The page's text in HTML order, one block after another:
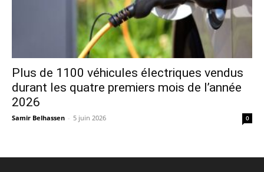
Plus de 1100 véhicules électriques vendus
durant les quatre premiers mois de l’année
2026
Samir Belhassen - 5 juin 2026 0